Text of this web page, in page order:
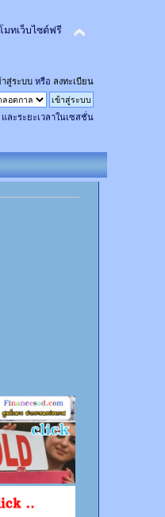
ทเว็บไซต์ฟรี
าสู่ระบบหรือ ลงทะเบียน
ละระยะเวลาในเซสชั่น